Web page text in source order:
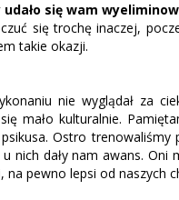
się wam
się trochę inaczej,
takie okazji.
nie wyglądał za
mało kulturalnie.
Ostro
dały nam awans. Oni
pewno lepsi od naszych